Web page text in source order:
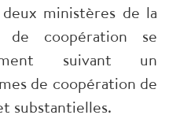
ministères de la
de coopération se
suivant un
de coopération de
substantielles.